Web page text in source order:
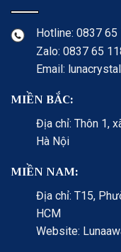
Hotline: 0837 65
Zalo: 0837 65
Email:
MIỀN BẮC:
Địa chỉ: Thôn 1,
Hà Nội
MIỀN NAM:
Địa chỉ: T15,
HCM
Website: